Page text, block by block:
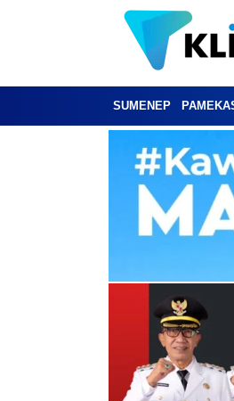
SUMENEP